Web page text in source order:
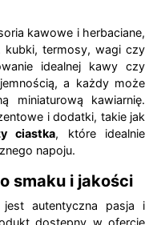
kawowe i herbaciane,
kubki, termosy, wagi czy
idealnej kawy czy
a każdy może
miniaturową kawiarnię.
i dodatki, takie jak
ciastka, które idealnie
napoju.
smaku i jakości
autentyczna pasja i
dostępny w ofercie